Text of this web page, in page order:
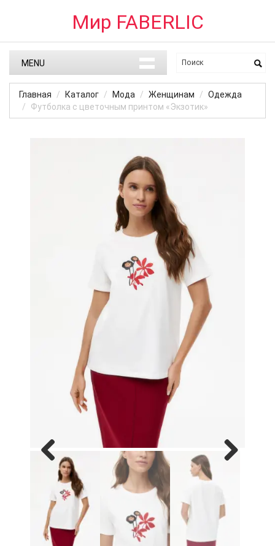
Мир FABERLIC
MENU
Главная Каталог Мода Женщинам
Одежда
Футболка с цветочным принтом «Экзотик»